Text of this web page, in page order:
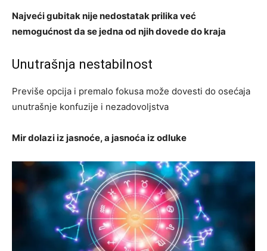
Najveći gubitak nije nedostatak prilika već
nemogućnost da se jedna od njih dovede do kraja
Unutrašnja nestabilnost
Previše opcija i premalo fokusa može dovesti do osećaja
unutrašnje konfuzije i nezadovoljstva
Mir dolazi iz jasnoće, a jasnoća iz odluke